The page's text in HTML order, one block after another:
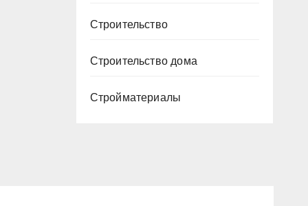
Строительство
Строительство дома
Стройматериалы